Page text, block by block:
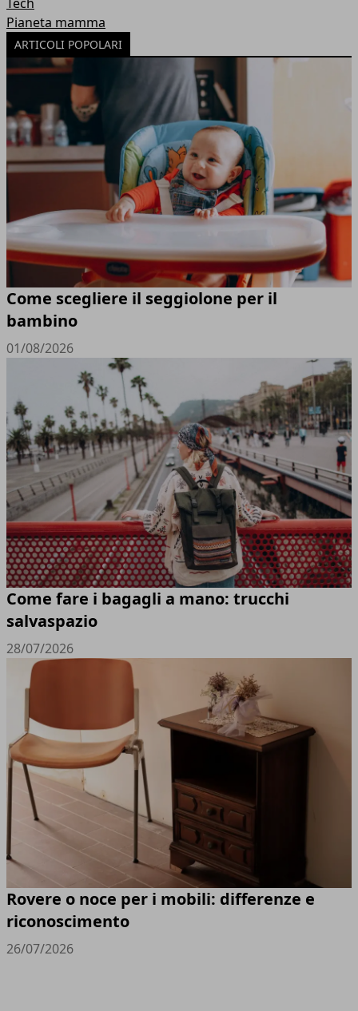
Pianeta mamma
ARTICOLI POPOLARI
Come scegliere il seggiolone per il
bambino
01/08/2026
Come fare i bagagli a mano: trucchi
salvaspazio
28/07/2026
Rovere o noce per i mobili: differenze e
riconoscimento
26/07/2026